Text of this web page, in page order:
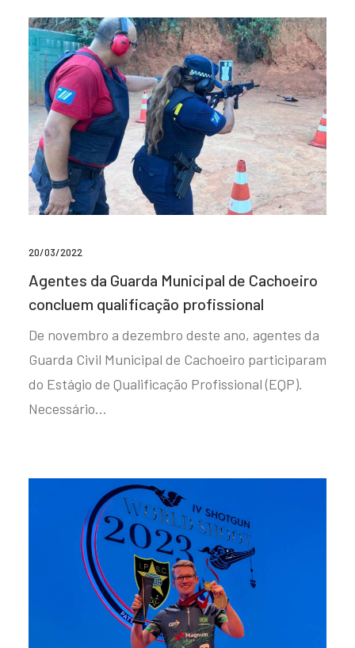
20/03/2022
Agentes da Guarda Municipal de Cachoeiro
concluem qualificação profissional
De novembro a dezembro deste ano, agentes da
Guarda Civil Municipal de Cachoeiro participaram
do Estágio de Qualificação Profissional (EQP).
Necessário…